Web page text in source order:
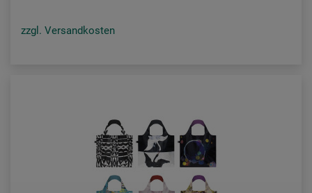
zzgl. Versandkosten